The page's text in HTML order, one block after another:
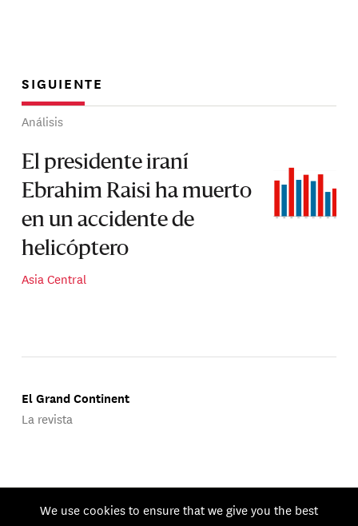
SIGUIENTE
Análisis
El presidente iraní
Ebrahim Raisi ha muerto
en un accidente de
helicóptero
Asia Central
El Grand Continent
La revista
© 2026 GEG. Todos los derechos reservados.
We use cookies to ensure that we give you the best